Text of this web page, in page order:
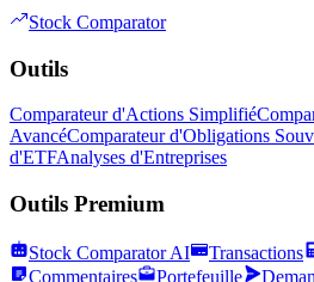
Stock Comparator
Outils
Comparateur d'Actions Simplifié
AvancéComparateur d'Obligations
d'ETFAnalyses d'Entreprises
Outils Premium
Stock Comparator AI Transactions
Commentaires
Portefeuille